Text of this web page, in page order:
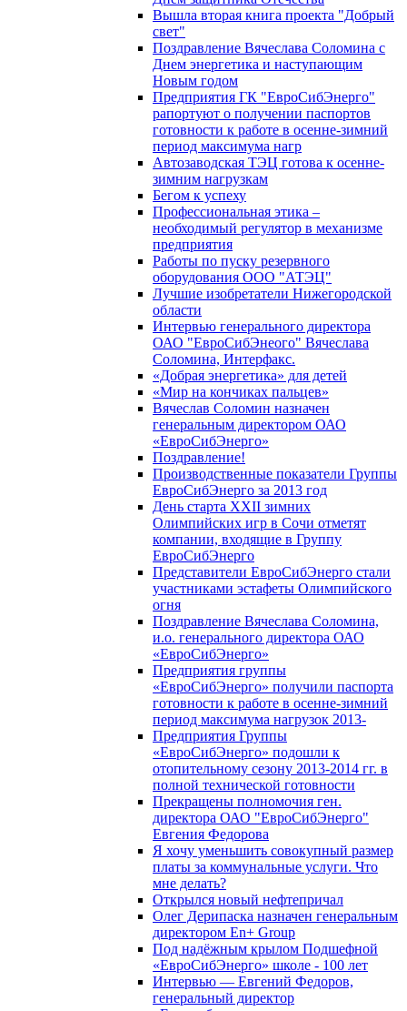
Вышла вторая книга проекта "Добрый
свет"
Поздравление Вячеслава Соломина с
Днем энергетика и наступающим
Новым годом
Предприятия ГК "ЕвроСибЭнерго"
рапортуют о получении паспортов
готовности к работе в осенне-зимний
период максимума нагр
Автозаводская ТЭЦ готова к осенне-
зимним нагрузкам
Бегом к успеху
Профессиональная этика –
необходимый регулятор в механизме
предприятия
Работы по пуску резервного
оборудования ООО "АТЭЦ"
Лучшие изобретатели Нижегородской
области
Интервью генерального директора
ОАО "ЕвроСибЭнеого" Вячеслава
Соломина, Интерфакс.
«Добрая энергетика» для детей
«Мир на кончиках пальцев»
Вячеслав Соломин назначен
генеральным директором ОАО
«ЕвроСибЭнерго»
Поздравление!
Производственные показатели Группы
ЕвроСибЭнерго за 2013 год
День старта XXII зимних
Олимпийских игр в Сочи отметят
компании, входящие в Группу
ЕвроСибЭнерго
Представители ЕвроСибЭнерго стали
участниками эстафеты Олимпийского
огня
Поздравление Вячеслава Соломина,
и.о. генерального директора ОАО
«ЕвроСибЭнерго»
Предприятия группы
«ЕвроСибЭнерго» получили паспорта
готовности к работе в осенне-зимний
период максимума нагрузок 2013-
Предприятия Группы
«ЕвроСибЭнерго» подошли к
отопительному сезону 2013-2014 гг. в
полной технической готовности
Прекращены полномочия ген.
директора ОАО "ЕвроСибЭнерго"
Евгения Федорова
Я хочу уменьшить совокупный размер
платы за коммунальные услуги. Что
мне делать?
Открылся новый нефтепричал
Олег Дерипаска назначен генеральным
директором En+ Group
Под надёжным крылом Подшефной
«ЕвроСибЭнерго» школе - 100 лет
Интервью — Евгений Федоров,
генеральный директор